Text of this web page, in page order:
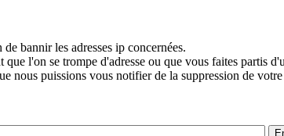
bannir les adresses ip concernées.
l'on se trompe d'adresse ou que vous faites partis
nous puissions vous notifier de la suppression de